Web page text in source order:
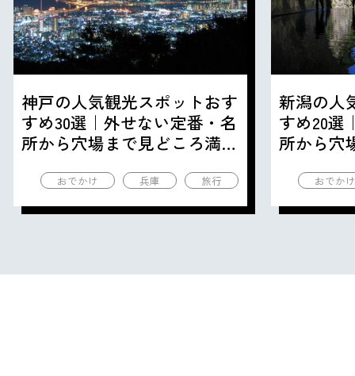
神戸の人気観光スポットおす
すめ30選｜外せない定番・名
所から穴場まで見どころ満載
おでかけ 兵庫 旅行
新潟の人
すめ20選
所から穴
おでか